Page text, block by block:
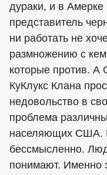
дураки, и в
представитель
ни работать не
размножению с
которые против.
КуКлукс Клана
недовольство в
проблема
населяющих США.
бессмысленно.
понимают. Именно